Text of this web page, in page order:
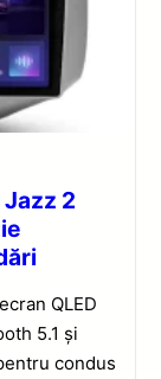
2
QLED
5.1 și
condus